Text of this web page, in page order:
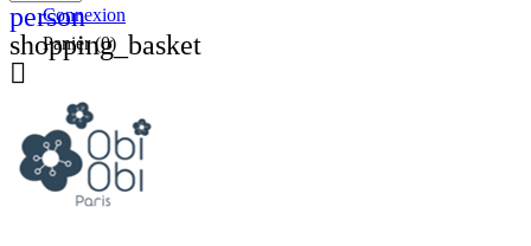
person
Connexion
shopping_basket
Panier (0)
